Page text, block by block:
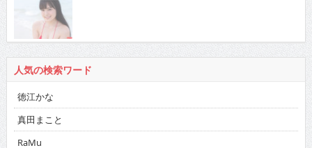
人気の検索ワード
徳江かな
真田まこと
RaMu